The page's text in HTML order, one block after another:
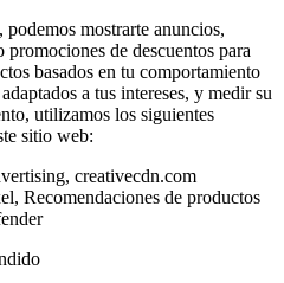
mostrarte anuncios,
de descuentos para
basados en tu comportamiento
a tus intereses, y medir su
utilizamos los siguientes
sitio web:
creativecdn.com
Recomendaciones de productos